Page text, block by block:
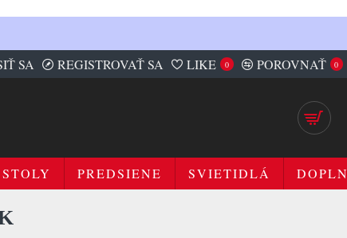
SA REGISTROVAŤ SA LIKE 0 POROVNAŤ 0
PREDSIENE SVIETIDLÁ